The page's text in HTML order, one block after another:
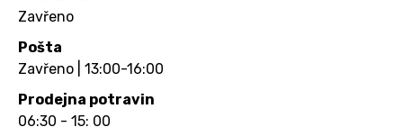
Zavřeno
Pošta
Zavřeno | 13:00-16:00
Prodejna potravin
06:30 - 15: 00